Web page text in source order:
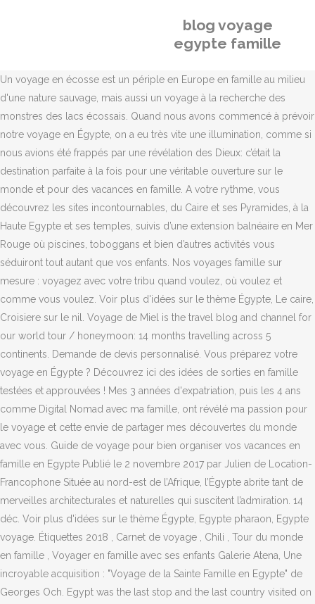
blog voyage
egypte famille
Un voyage en écosse est un périple en Europe en famille au milieu
d'une nature sauvage, mais aussi un voyage à la recherche des
monstres des lacs écossais. Quand nous avons commencé à prévoir
notre voyage en Égypte, on a eu très vite une illumination, comme si
nous avions été frappés par une révélation des Dieux: c’était la
destination parfaite à la fois pour une véritable ouverture sur le
monde et pour des vacances en famille. A votre rythme, vous
découvrez les sites incontournables, du Caire et ses Pyramides, à la
Haute Egypte et ses temples, suivis d’une extension balnéaire en Mer
Rouge où piscines, toboggans et bien d’autres activités vous
séduiront tout autant que vos enfants. Nos voyages famille sur
mesure : voyagez avec votre tribu quand voulez, où voulez et
comme vous voulez. Voir plus d'idées sur le thème Égypte, Le caire,
Croisiere sur le nil. Voyage de Miel is the travel blog and channel for
our world tour / honeymoon: 14 months travelling across 5
continents. Demande de devis personnalisé. Vous préparez votre
voyage en Égypte ? Découvrez ici des idées de sorties en famille
testées et approuvées ! Mes 3 années d'expatriation, puis les 4 ans
comme Digital Nomad avec ma famille, ont révélé ma passion pour
le voyage et cette envie de partager mes découvertes du monde
avec vous. Guide de voyage pour bien organiser vos vacances en
famille en Egypte Publié le 2 novembre 2017 par Julien de Location-
Francophone Située au nord-est de l’Afrique, l’Égypte abrite tant de
merveilles architecturales et naturelles qui suscitent l’admiration. 14
déc. Voir plus d'idées sur le thème Égypte, Egypte pharaon, Egypte
voyage. Étiquettes 2018 , Carnet de voyage , Chili , Tour du monde
en famille , Voyager en famille avec ses enfants Galerie Atena, Une
incroyable acquisition : "Voyage de la Sainte Famille en Egypte" de
Georges Och. Egypt was the last stop and the last country visited on